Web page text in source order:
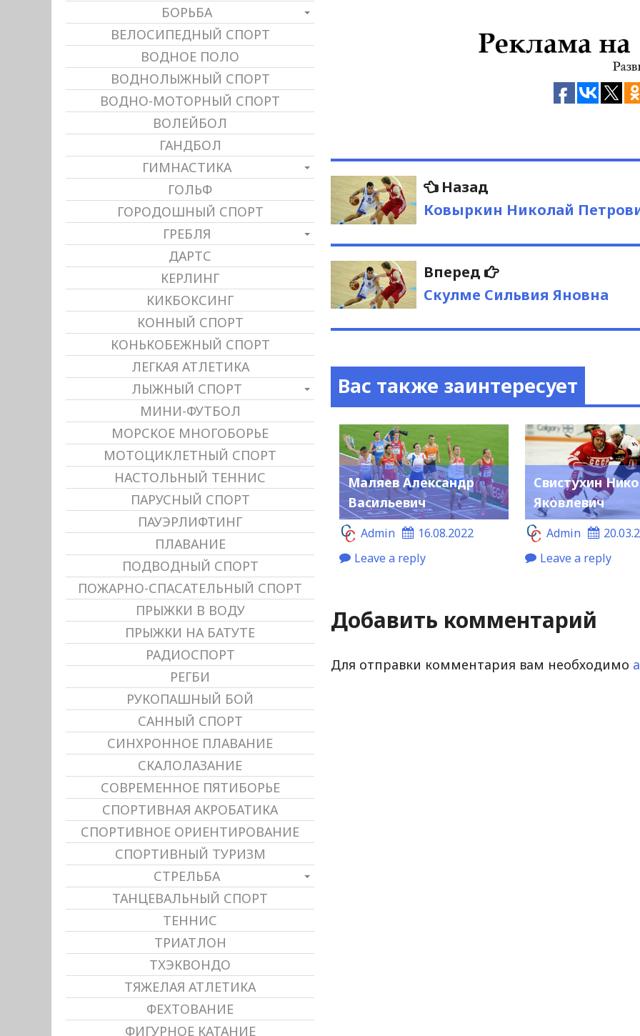
Навигация
по
записям
Назад
запись:
Ковыркин Николай
Вперед
Следующая
запись:
Скулме Сильвия Яновна
Вас также заинтересует
Маляев Александр
Васильевич
Admin
16.08.2022
Leave a reply
Свистухин
Яковлевич
Admin
Leave a reply
Добавить комментарий
Для отправки комментария вам необходимо
БОРЬБА
ВЕЛОСИПЕДНЫЙ СПОРТ
ВОДНОЕ ПОЛО
ВОДНОЛЫЖНЫЙ СПОРТ
ВОДНО-МОТОРНЫЙ СПОРТ
ВОЛЕЙБОЛ
ГАНДБОЛ
ГИМНАСТИКА
ГОЛЬФ
ГОРОДОШНЫЙ СПОРТ
ГРЕБЛЯ
ДАРТС
КЕРЛИНГ
КИКБОКСИНГ
КОННЫЙ СПОРТ
КОНЬКОБЕЖНЫЙ СПОРТ
ЛЕГКАЯ АТЛЕТИКА
ЛЫЖНЫЙ СПОРТ
МИНИ-ФУТБОЛ
МОРСКОЕ МНОГОБОРЬЕ
МОТОЦИКЛЕТНЫЙ СПОРТ
НАСТОЛЬНЫЙ ТЕННИС
ПАРУСНЫЙ СПОРТ
ПАУЭРЛИФТИНГ
ПЛАВАНИЕ
ПОДВОДНЫЙ СПОРТ
ПОЖАРНО-СПАСАТЕЛЬНЫЙ СПОРТ
ПРЫЖКИ В ВОДУ
ПРЫЖКИ НА БАТУТЕ
РАДИОСПОРТ
РЕГБИ
РУКОПАШНЫЙ БОЙ
САННЫЙ СПОРТ
СИНХРОННОЕ ПЛАВАНИЕ
СКАЛОЛАЗАНИЕ
СОВРЕМЕННОЕ ПЯТИБОРЬЕ
СПОРТИВНАЯ АКРОБАТИКА
СПОРТИВНОЕ ОРИЕНТИРОВАНИЕ
СПОРТИВНЫЙ ТУРИЗМ
СТРЕЛЬБА
ТАНЦЕВАЛЬНЫЙ СПОРТ
ТЕННИС
ТРИАТЛОН
ТХЭКВОНДО
ТЯЖЕЛАЯ АТЛЕТИКА
ФЕХТОВАНИЕ
ФИГУРНОЕ КАТАНИЕ